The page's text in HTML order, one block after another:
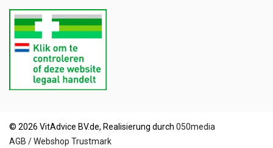
© 2026 VitAdvice BV.de, Realisierung durch 050media
AGB / Webshop Trustmark